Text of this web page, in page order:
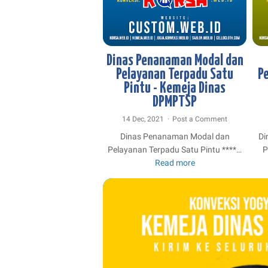
BORDIR KEMEJA DESAIN KEMEJA
JOGJA KONVEKSI
KONVEKSI JOGJA
KONVEKSI KEMEJA KONVEKSI KEMEJA DINAS
KONVEKSI KEMEJA LAPANGAN
KONVEKSI KEMEJA PDL PDH
Dinas Penanaman Modal dan
Pelayanan Terpadu Satu
Pintu - Kemeja Dinas
DPMPTSP
14 Dec, 2021 Post a Comment
Dinas Penanaman Modal dan
Pelayanan Terpadu Satu Pintu ****…
Read moreDinas
Penanaman
dan
Pelayanan
Terpadu
Satu